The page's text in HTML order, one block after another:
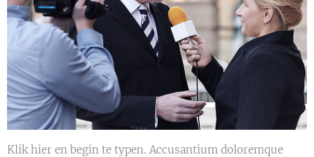
Klik hier en begin te typen. Accusantium doloremque